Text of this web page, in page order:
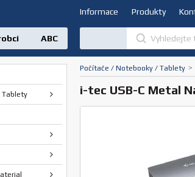
Informace Produkty
Počítače / Notebooky / Tablety >
i-tec USB-C Metal
ABC
Tablety